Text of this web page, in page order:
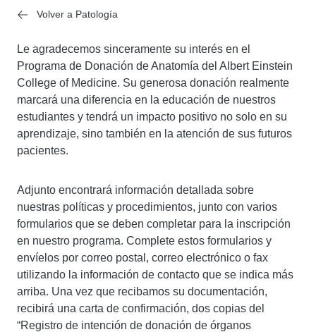
Volver a Patología
Le agradecemos sinceramente su interés en el
Programa de Donación de Anatomía del Albert Einstein
College of Medicine. Su generosa donación realmente
marcará una diferencia en la educación de nuestros
estudiantes y tendrá un impacto positivo no solo en su
aprendizaje, sino también en la atención de sus futuros
pacientes.
Adjunto encontrará información detallada sobre
nuestras políticas y procedimientos, junto con varios
formularios que se deben completar para la inscripción
en nuestro programa. Complete estos formularios y
envíelos por correo postal, correo electrónico o fax
utilizando la información de contacto que se indica más
arriba. Una vez que recibamos su documentación,
recibirá una carta de confirmación, dos copias del
“Registro de intención de donación de órganos